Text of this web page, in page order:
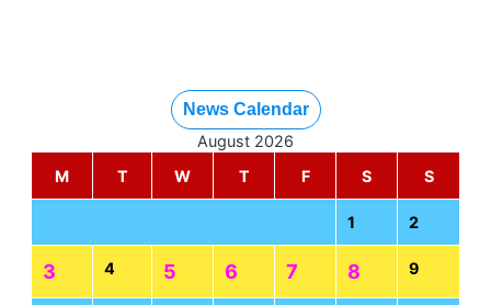
News Calendar
August 2026
M
T W T F S S
1 2
3 4 5 6 7 8 9